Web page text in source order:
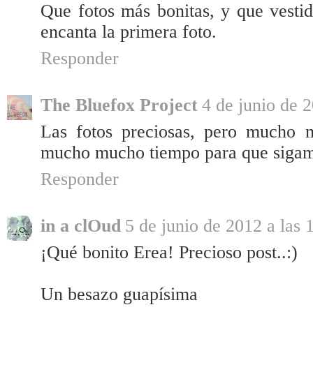
Que fotos más bonitas, y que
encanta la primera foto.
Responder
The Bluefox Project 4 de junio de
Las fotos preciosas, pero mucho
mucho mucho tiempo para que
Responder
in a clOud 5 de junio de 2012 a las
¡Qué bonito Erea! Precioso post..:)
Un besazo guapísima